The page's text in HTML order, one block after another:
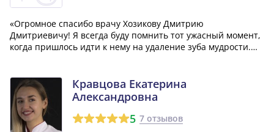
«Огромное спасибо врачу Хозикову Дмитрию
Дмитриевичу! Я всегда буду помнить тот ужасный момент,
когда пришлось идти к нему на удаление зуба мудрости.
Кравцова Екатерина
Александровна
5 7 отзывов